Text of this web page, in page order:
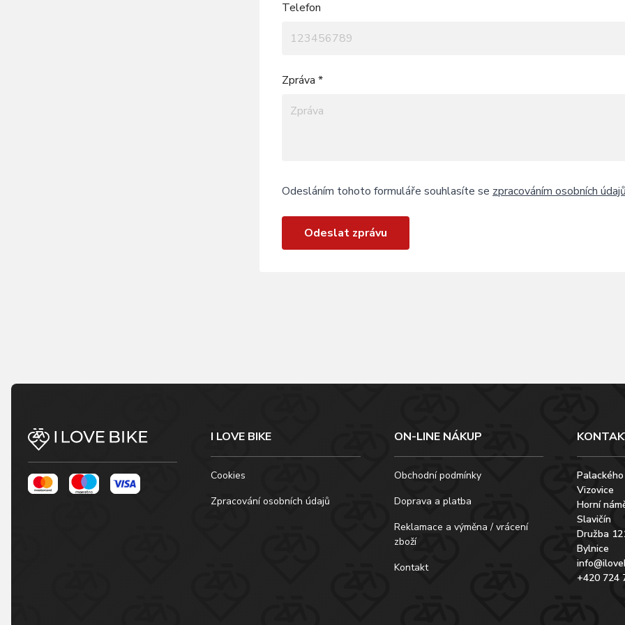
Telefon
Zpráva *
Odesláním tohoto formuláře souhlasíte se zpracováním osobních
Odeslat zprávu
I LOVE BIKE
Cookies
Zpracování osobních údajů
ON-LINE NÁKUP
Obchodní podmínky
Doprava a platba
Reklamace a výměna / vrácení
zboží
Kontakt
Vizovice
Horní
Slavičín
Družba
Bylnice
+420 724